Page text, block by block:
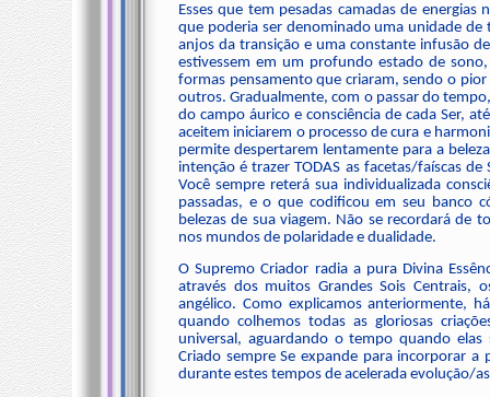
Esses que tem pesadas camadas de energias
que poderia ser denominado uma unidade
anjos da transição e uma constante infusão
estivessem em um profundo estado de
formas pensamento que criaram, sendo o
outros. Gradualmente, com o passar do
do campo áurico e consciência de cada Ser,
aceitem iniciarem o processo de cura e
permite despertarem lentamente para a
intenção é trazer TODAS as facetas/faíscas
Você sempre reterá sua individualizada
passadas, e o que codificou em seu banco
belezas de sua viagem. Não se recordará de
nos mundos de polaridade e dualidade.
O Supremo Criador radia a pura Divina
através dos muitos Grandes Sois Centrais,
angélico. Como explicamos anteriormente,
quando colhemos todas as gloriosas
universal, aguardando o tempo quando
Criado sempre Se expande para incorporar
durante estes tempos de acelerada evolução/